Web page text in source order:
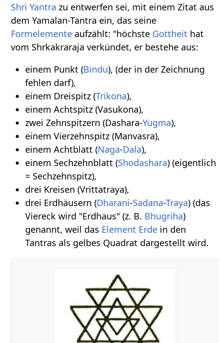
Shri Yantra zu entwerfen sei, mit einem Zitat aus
dem Yamalan-Tantra ein, das seine
Formelemente aufzählt: "höchste Gottheit hat
vom Shrkakraraja verkündet, er bestehe aus:
einem Punkt (Bindu), (der in der Zeichnung
fehlen darf),
einem Dreispitz (Trikona),
einem Achtspitz (Vasukona),
zwei Zehnspitzern (Dashara-Yugma),
einem Vierzehnspitz (Manvasra),
einem Achtblatt (Naga-Dala),
einem Sechzehnblatt (Shodashara) (eigentlich
= Sechzehnspitz),
drei Kreisen (Vrittatraya),
drei Erdhäusern (Dharani-Sadana-Traya) (das
Viereck wird "Erdhaus" (z. B. Bhugriha)
genannt, weil das Element Erdein den
Tantras als gelbes Quadrat dargestellt wird.